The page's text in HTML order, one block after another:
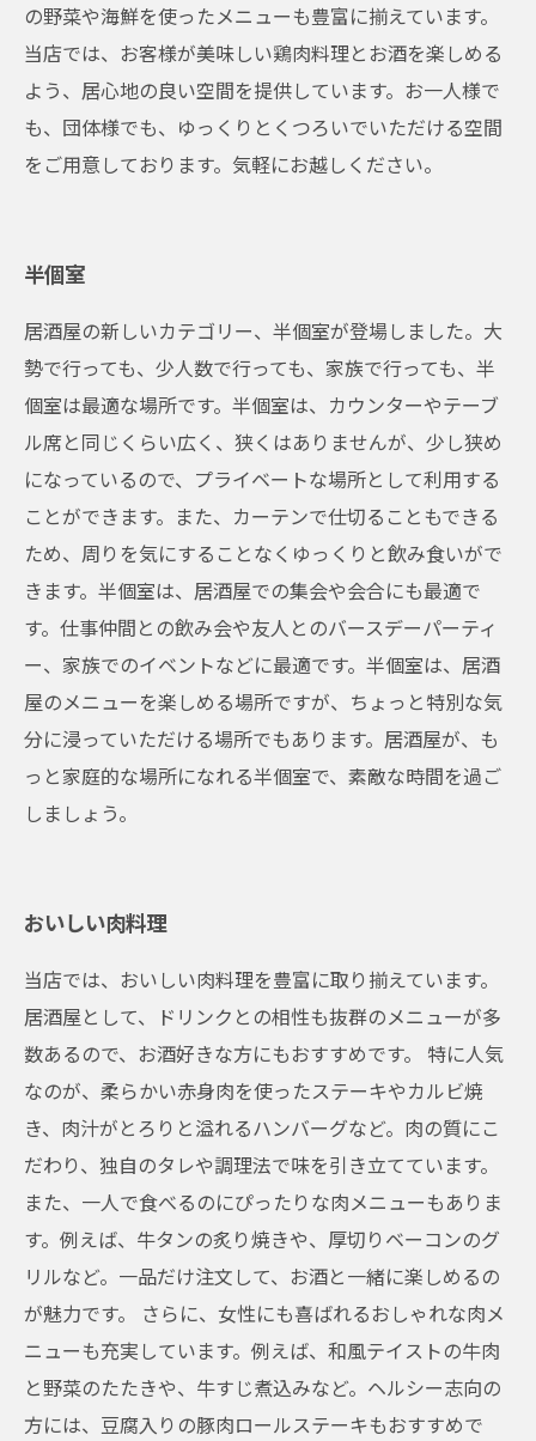
の野菜や海鮮を使ったメニューも豊富に揃えています。
当店では、お客様が美味しい鶏肉料理とお酒を楽しめる
よう、居心地の良い空間を提供しています。お一人様で
も、団体様でも、ゆっくりとくつろいでいただける空間
をご用意しております。気軽にお越しください。
半個室
居酒屋の新しいカテゴリー、半個室が登場しました。大
勢で行っても、少人数で行っても、家族で行っても、半
個室は最適な場所です。半個室は、カウンターやテーブ
ル席と同じくらい広く、狭くはありませんが、少し狭め
になっているので、プライベートな場所として利用する
ことができます。また、カーテンで仕切ることもできる
ため、周りを気にすることなくゆっくりと飲み食いがで
きます。半個室は、居酒屋での集会や会合にも最適で
す。仕事仲間との飲み会や友人とのバースデーパーティ
ー、家族でのイベントなどに最適です。半個室は、居酒
屋のメニューを楽しめる場所ですが、ちょっと特別な気
分に浸っていただける場所でもあります。居酒屋が、も
っと家庭的な場所になれる半個室で、素敵な時間を過ご
しましょう。
おいしい肉料理
当店では、おいしい肉料理を豊富に取り揃えています。
居酒屋として、ドリンクとの相性も抜群のメニューが多
数あるので、お酒好きな方にもおすすめです。 特に人気
なのが、柔らかい赤身肉を使ったステーキやカルビ焼
き、肉汁がとろりと溢れるハンバーグなど。肉の質にこ
だわり、独自のタレや調理法で味を引き立てています。
また、一人で食べるのにぴったりな肉メニューもありま
す。例えば、牛タンの炙り焼きや、厚切りベーコンのグ
リルなど。一品だけ注文して、お酒と一緒に楽しめるの
が魅力です。 さらに、女性にも喜ばれるおしゃれな肉メ
ニューも充実しています。例えば、和風テイストの牛肉
と野菜のたたきや、牛すじ煮込みなど。ヘルシー志向の
方には、豆腐入りの豚肉ロールステーキもおすすめで